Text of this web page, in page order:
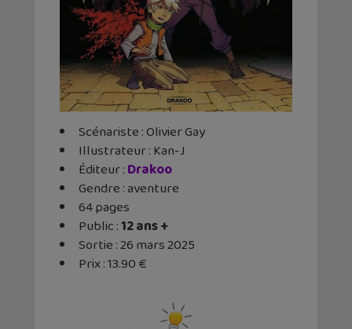
Scénariste : Olivier Gay
Illustrateur : Kan-J
Éditeur ‏:Drakoo
Gendre : aventure
64 pages
Public :12 ans +
Sortie : 26 mars 2025
Prix : 13.90 €